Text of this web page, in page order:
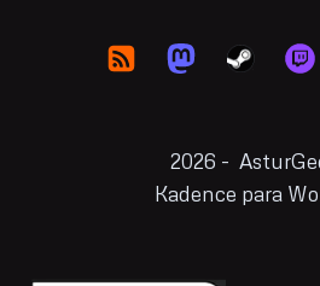
RACING
WORLD
2026 -
Kadence para